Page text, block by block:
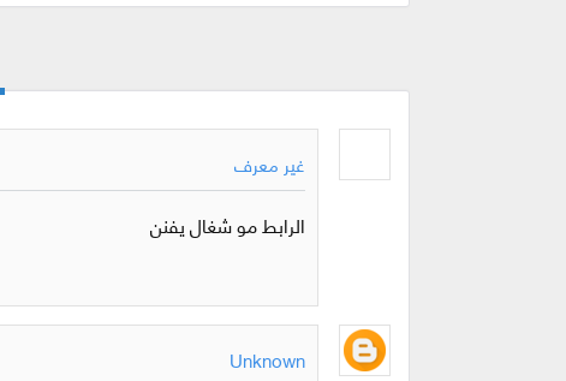
غير معرف
الرابط مو شغال يفنن
Unknown